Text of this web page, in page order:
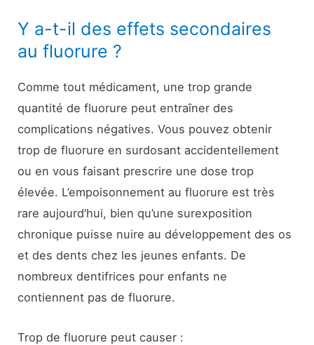
Y a-t-il des effets secondaires
au fluorure ?
Comme tout médicament, une trop grande
quantité de fluorure peut entraîner des
complications négatives. Vous pouvez obtenir
trop de fluorure en surdosant accidentellement
ou en vous faisant prescrire une dose trop
élevée. L’empoisonnement au fluorure est très
rare aujourd’hui, bien qu’une surexposition
chronique puisse nuire au développement des os
et des dents chez les jeunes enfants. De
nombreux dentifrices pour enfants ne
contiennent pas de fluorure.
Trop de fluorure peut causer :